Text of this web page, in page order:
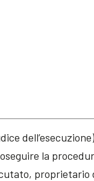
la
proprietario